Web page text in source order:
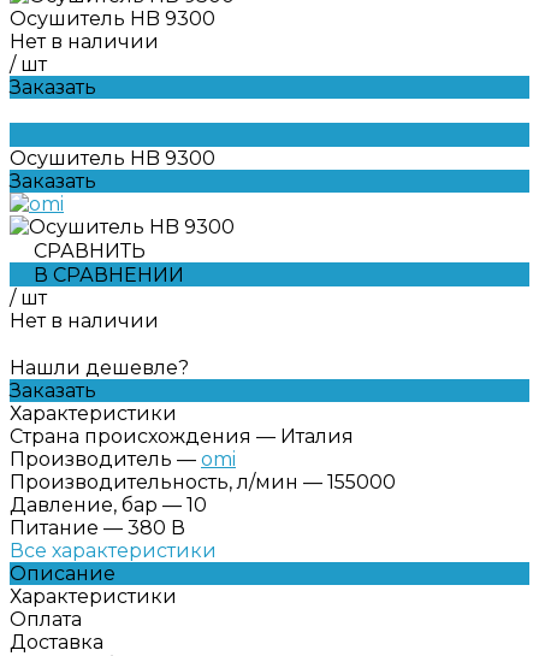
Осушитель HB 9300
Нет в наличии
/ шт
Заказать
Осушитель HB 9300
Заказать
СРАВНИТЬ
В СРАВНЕНИИ
/ шт
Нет в наличии
Нашли дешевле?
Заказать
Характеристики
Страна происхождения — Италия
Производитель — omi
Производительность, л/мин — 155000
Давление, бар — 10
Питание — 380 В
Все характеристики
Описание
Характеристики
Оплата
Доставка